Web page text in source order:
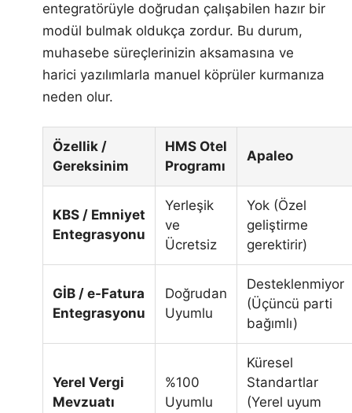
entegratörüyle doğrudan çalışabilen hazır bir
modül bulmak oldukça zordur. Bu durum,
muhasebe süreçlerinizin aksamasına ve
harici yazılımlarla manuel köprüler kurmanıza
neden olur.
Özellik /
Gereksinim
HMS Otel
Programı
Apaleo
KBS / Emniyet
Entegrasyonu
Yerleşik
ve
Ücretsiz
Yok (Özel
geliştirme
gerektirir)
GİB / e-Fatura
Entegrasyonu
Doğrudan
Uyumlu
Desteklenmiyor
(Üçüncü parti
bağımlı)
Yerel Vergi
Mevzuatı
%100
Uyumlu
Küresel
Standartlar
(Yerel uyum